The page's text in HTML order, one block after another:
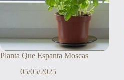
Planta Que Espanta Moscas
05/05/2025